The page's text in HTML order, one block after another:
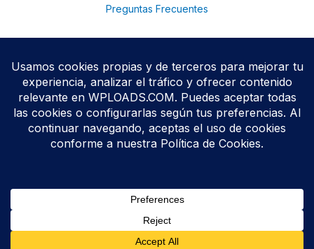
Preguntas Frecuentes
© 2026 WPloads | Descarga Plugins y Temas Premium para
WPLOADS no está afiliado ni respaldado por terceros
desarrolladores.